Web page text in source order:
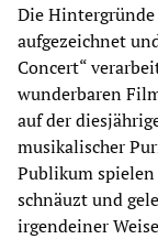
Die Hintergründe
aufgezeichnet
Concert“
wunderbaren
auf der
musikalischer
Publikum
schnäuzt und
irgendeiner